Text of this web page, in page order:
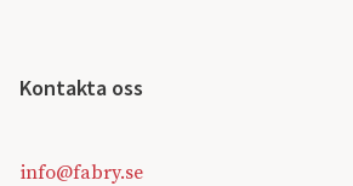
Kontakta oss
info@fabry.se